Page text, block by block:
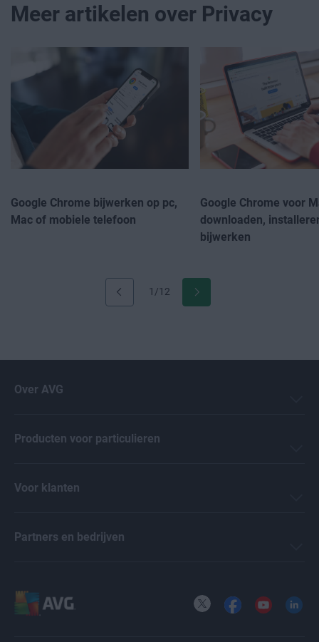
Meer artikelen over Privacy
1/12
Google Chrome bijwerken op pc,
Mac of mobiele telefoon
Google Chrome voor
downloaden,
bijwerken
Over AVG
Producten voor particulieren
Voor klanten
Partners en bedrijven